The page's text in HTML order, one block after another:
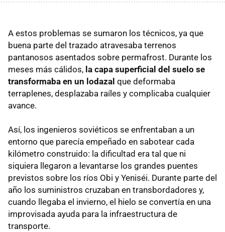
A estos problemas se sumaron los técnicos, ya que
buena parte del trazado atravesaba terrenos
pantanosos asentados sobre permafrost. Durante los
meses más cálidos, la capa superficial del suelo se
transformaba en un lodazal que deformaba
terraplenes, desplazaba raíles y complicaba cualquier
avance.
Así, los ingenieros soviéticos se enfrentaban a un
entorno que parecía empeñado en sabotear cada
kilómetro construido: la dificultad era tal que ni
siquiera llegaron a levantarse los grandes puentes
previstos sobre los ríos Obi y Yeniséi. Durante parte del
año los suministros cruzaban en transbordadores y,
cuando llegaba el invierno, el hielo se convertía en una
improvisada ayuda para la infraestructura de
transporte.